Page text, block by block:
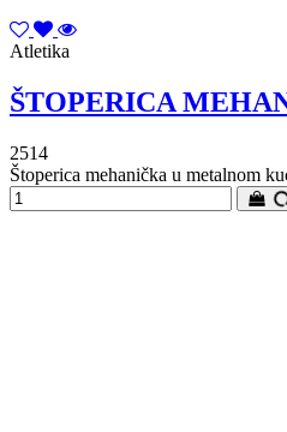
Atletika
ŠTOPERICA
2514
Štoperica mehanička u metalnom